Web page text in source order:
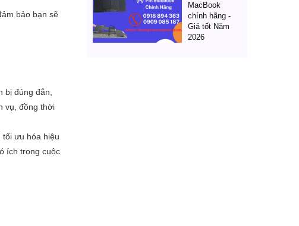
bảo bạn sẽ
bị đúng đắn,
vụ, đồng thời
ưu hóa hiệu
ích trong cuộc
MacBook
chính hãng -
Giá tốt Năm
2026